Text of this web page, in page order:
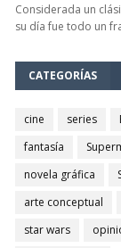
Considerada un
su día fue todo un
CATEGORÍAS
cine series
fantasía
novela gráfica
arte conceptual
star wars